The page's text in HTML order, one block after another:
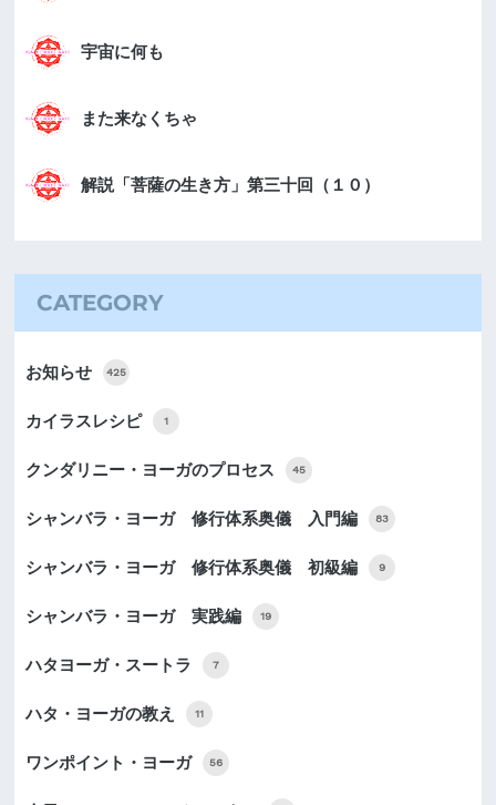
宇宙に何も
また来なくちゃ
解説「菩薩の生き方」第三十回（１０）
CATEGORY
お知らせ 425
カイラスレシピ 1
クンダリニー・ヨーガのプロセス 45
シャンバラ・ヨーガ 修行体系奥儀 入門編 83
シャンバラ・ヨーガ 修行体系奥儀 初級編 9
シャンバラ・ヨーガ 実践編 19
ハタヨーガ・スートラ 7
ハタ・ヨーガの教え 11
ワンポイント・ヨーガ 56